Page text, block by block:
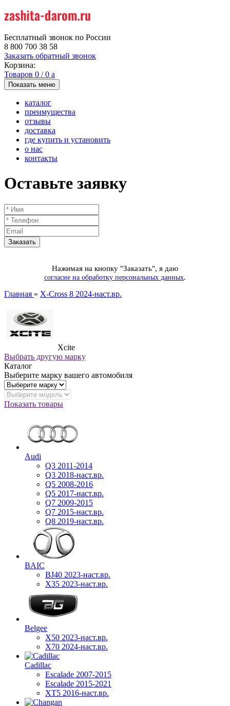
Бесплатный звонок по России
8 800 700 38 58
Заказать обратный звонок
Корзина:
Товаров 0 /0 a
Показать меню
каталог
преимущества
отзывы
доставка
где купить и установить
о нас
контакты
Оставьте заявку
Нажимая на кнопку "Заказать", я даю
согласие на обработку персональных данных.
Главная » X-Cross 8 2024-наст.вр.
Xcite
Выбрать другую марку
Каталог
Выберите марку вашего автомобиля
Показать товары
Audi
Q3 2011-2014
Q3 2018-наст.вр.
Q5 2008-2016
Q5 2017-наст.вр.
Q7 2009-2015
Q7 2015-наст.вр.
Q8 2019-наст.вр.
BAIC
BJ40 2023-наст.вр.
X35 2023-наст.вр.
Belgee
X50 2023-наст.вр.
X70 2024-наст.вр.
Cadillac
Escalade 2007-2015
Escalade 2015-2021
XT5 2016-наст.вр.